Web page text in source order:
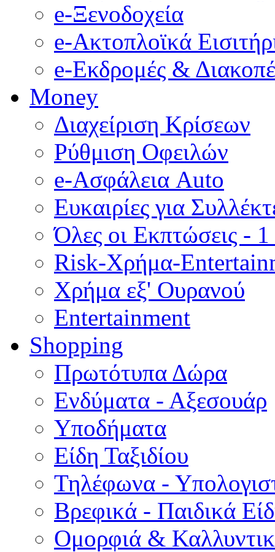
e-Ξενοδοχεία
e-Ακτοπλοϊκά
e-Εκδρομές &
Money
Διαχείριση Κρίσεων
Ρύθμιση Οφειλών
e-Ασφάλεια Auto
Ευκαιρίες για
Όλες οι Εκπτώσεις -
Risk-Χρήμα-
Χρήμα εξ' Ουρανού
Entertainment
Shopping
Πρωτότυπα Δώρα
Ενδύματα - Αξεσουάρ
Υποδήματα
Είδη Ταξιδίου
Τηλέφωνα -
Βρεφικά - Παιδικά
Ομορφιά &